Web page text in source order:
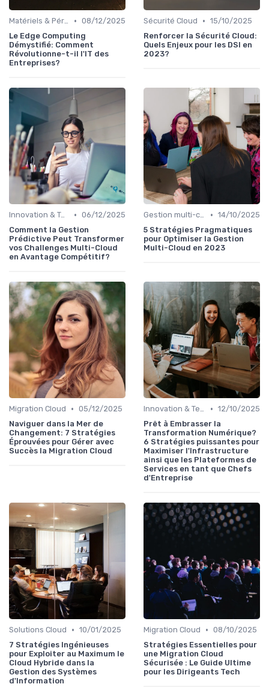
Matériels & Périphériques • 08/12/2025
Le Edge Computing
Démystifié: Comment
Révolutionne-t-il l'IT des
Entreprises?
Sécurité Cloud • 15/10/2025
Renforcer la Sécurité Cloud:
Quels Enjeux pour les DSI en
2023?
Innovation & Tendances • 06/12/2025
Comment la Gestion
Prédictive Peut Transformer
vos Challenges Multi-Cloud
en Avantage Compétitif?
Gestion multi-cloud • 14/10/2025
5 Stratégies Pragmatiques
pour Optimiser la Gestion
Multi-Cloud en 2023
Migration Cloud • 05/12/2025
Naviguer dans la Mer de
Changement: 7 Stratégies
Éprouvées pour Gérer avec
Succès la Migration Cloud
Innovation & Tendances • 12/10/2025
Prêt à Embrasser la
Transformation Numérique?
6 Stratégies puissantes pour
Maximiser l'Infrastructure
ainsi que les Plateformes de
Services en tant que Chefs
d'Entreprise
Solutions Cloud • 10/01/2025
7 Stratégies Ingénieuses
pour Exploiter au Maximum le
Cloud Hybride dans la
Gestion des Systèmes
d'Information
Migration Cloud • 08/10/2025
Stratégies Essentielles pour
une Migration Cloud
Sécurisée : Le Guide Ultime
pour les Dirigeants Tech